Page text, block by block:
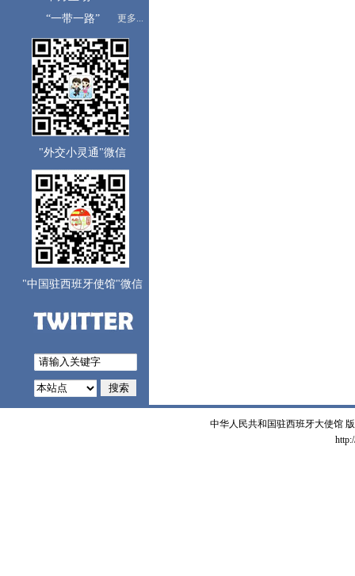
“一带一路”
更多...
"外交小灵通"微信
"中国驻西班牙使馆"微信
中华人民共和国驻西班牙大使馆